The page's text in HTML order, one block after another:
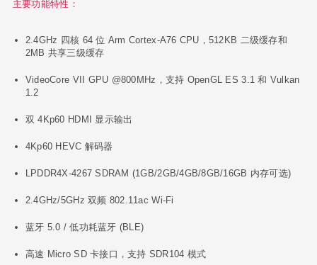
主要功能特性：
2.4GHz 四核 64 位 Arm Cortex-A76 CPU，512KB 二级缓存和
2MB 共享三级缓存
VideoCore VII GPU @800MHz，支持 OpenGL ES 3.1 和 Vulkan
1.2
双 4Kp60 HDMI 显示输出
4Kp60 HEVC 解码器
LPDDR4X-4267 SDRAM (1GB/2GB/4GB/8GB/16GB 内存可选)
2.4GHz/5GHz 双频 802.11ac Wi-Fi
蓝牙 5.0 / 低功耗蓝牙 (BLE)
高速 Micro SD 卡接口，支持 SDR104 模式